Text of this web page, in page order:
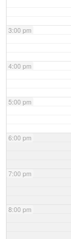
3:00 pm
4:00 pm
5:00 pm
6:00 pm
7:00 pm
8:00 pm